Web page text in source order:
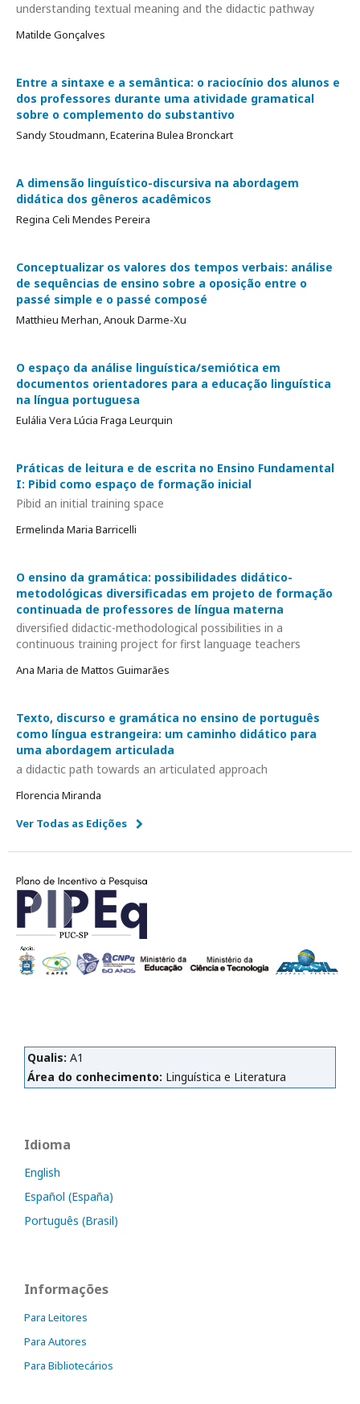
understanding textual meaning and the didactic pathway
Matilde Gonçalves
Entre a sintaxe e a semântica: o raciocínio dos alunos e
dos professores durante uma atividade gramatical
sobre o complemento do substantivo
Sandy Stoudmann, Ecaterina Bulea Bronckart
A dimensão linguístico-discursiva na abordagem
didática dos gêneros acadêmicos
Regina Celi Mendes Pereira
Conceptualizar os valores dos tempos verbais: análise
de sequências de ensino sobre a oposição entre o
passé simple e o passé composé
Matthieu Merhan, Anouk Darme-Xu
O espaço da análise linguística/semiótica em
documentos orientadores para a educação linguística
na língua portuguesa
Eulália Vera Lúcia Fraga Leurquin
Práticas de leitura e de escrita no Ensino Fundamental
I: Pibid como espaço de formação inicial
Pibid an initial training space
Ermelinda Maria Barricelli
O ensino da gramática: possibilidades didático-
metodológicas diversificadas em projeto de formação
continuada de professores de língua materna
diversified didactic-methodological possibilities in a
continuous training project for first language teachers
Ana Maria de Mattos Guimarães
Texto, discurso e gramática no ensino de português
como língua estrangeira: um caminho didático para
uma abordagem articulada
a didactic path towards an articulated approach
Florencia Miranda
Ver Todas as Edições
Qualis: A1
Área do conhecimento: Linguística e Literatura
Idioma
English
Español (España)
Português (Brasil)
Informações
Para Leitores
Para Autores
Para Bibliotecários